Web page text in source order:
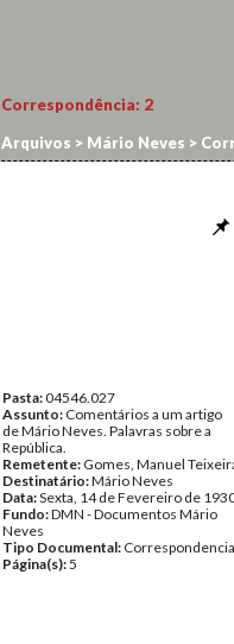
Correspondência: 2
Arquivos > Mário Neves >
Pasta:04546.027
Assunto: Comentários a um artigo
de Mário Neves. Palavras sobre a
República.
Remetente: Gomes, Manuel
Destinatário:Mário Neves
Data:Sexta, 14 de Fevereiro de
Fundo:DMN - Documentos Mário
Neves
Tipo Documental: Correspondencia
Página(s):5